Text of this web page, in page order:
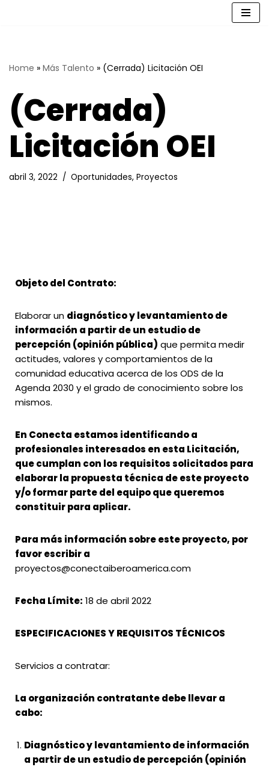
Home » Más Talento » (Cerrada) Licitación OEI
(Cerrada)
Licitación OEI
abril 3, 2022 Oportunidades, Proyectos
Objeto del Contrato:
Elaborar un diagnóstico y levantamiento de
información a partir de un estudio de
percepción (opinión pública) que permita medir
actitudes, valores y comportamientos de la
comunidad educativa acerca de los ODS de la
Agenda 2030 y el grado de conocimiento sobre los
mismos.
En Conecta estamos identificando a
profesionales interesados en esta Licitación,
que cumplan con los requisitos solicitados para
elaborar la propuesta técnica de este proyecto
y/o formar parte del equipo que queremos
constituir para aplicar.
Para más información sobre este proyecto, por
favor escribir a
proyectos@conectaiberoamerica.com
Fecha Límite: 18 de abril 2022
ESPECIFICACIONES Y REQUISITOS TÉCNICOS
Servicios a contratar:
La organización contratante debe llevar a
cabo:
Diagnóstico y levantamiento de información
a partir de un estudio de percepción (opinión